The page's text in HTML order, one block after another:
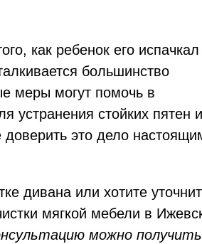
как ребенок его
большинство
меры могут помочь в
устранения стойких пятен и
доверить это дело
дивана или хотите
мягкой мебели в
можно